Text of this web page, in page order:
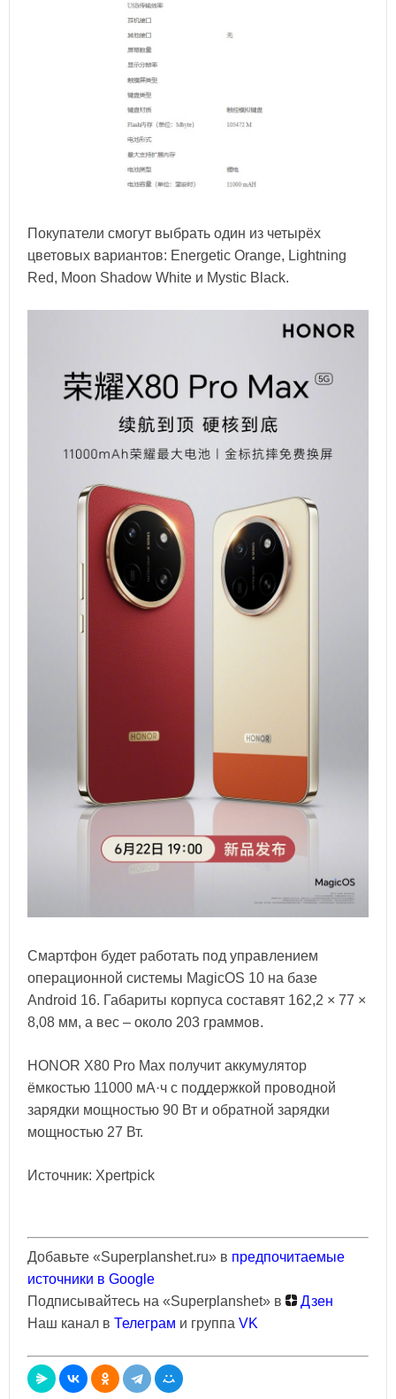
Покупатели смогут выбрать один из четырёх
цветовых вариантов: Energetic Orange, Lightning
Red, Moon Shadow White и Mystic Black.
Смартфон будет работать под управлением
операционной системы MagicOS 10 на базе
Android 16. Габариты корпуса составят 162,2 × 77 ×
8,08 мм, а вес – около 203 граммов.
HONOR X80 Pro Max получит аккумулятор
ёмкостью 11000 мА·ч с поддержкой проводной
зарядки мощностью 90 Вт и обратной зарядки
мощностью 27 Вт.
Источник: Xpertpick
Добавьте «Superplanshet.ru» в предпочитаемые
источники в Google
Подписывайтесь на «Superplanshet» в
Дзен
Наш канал в Телеграм и группа VK